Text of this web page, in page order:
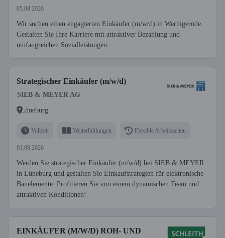
05.08.2026
Wir suchen einen engagierten Einkäufer (m/w/d) in Wernigerode.
Gestalten Sie Ihre Karriere mit attraktiver Bezahlung und
umfangreichen Sozialleistungen.
Strategischer Einkäufer (m/w/d)
SIEB & MEYER AG
Lüneburg
Vollzeit Weiterbildungen Flexible Arbeitszeiten
01.08.2026
Werden Sie strategischer Einkäufer (m/w/d) bei SIEB & MEYER
in Lüneburg und gestalten Sie Einkaufstrategien für elektronische
Bauelemente. Profitieren Sie von einem dynamischen Team und
attraktiven Konditionen!
EINKÄUFER (M/W/D) ROH- UND